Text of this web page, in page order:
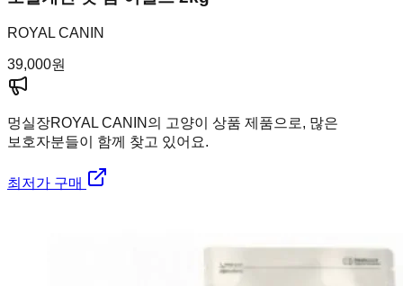
ROYAL CANIN
39,000원
멍실장ROYAL CANIN의 고양이 상품 제품으로, 많은
보호자분들이 함께 찾고 있어요.
최저가 구매